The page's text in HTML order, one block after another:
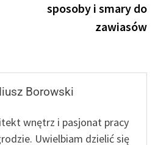
sposoby i smary do
zawiasów
Borowski
wnętrz i pasjonat pracy
Uwielbiam dzielić się